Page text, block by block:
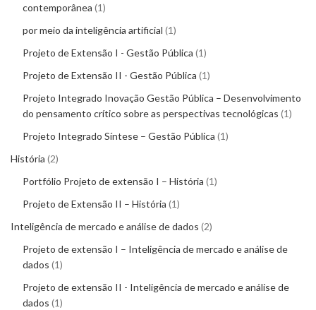
contemporânea 1
por meio da inteligência artificial 1
Projeto de Extensão I - Gestão Pública 1
Projeto de Extensão II - Gestão Pública 1
Projeto Integrado Inovação Gestão Pública – Desenvolvimento
do pensamento crítico sobre as perspectivas tecnológicas 1
Projeto Integrado Síntese – Gestão Pública 1
História 2
Portfólio Projeto de extensão I – História 1
Projeto de Extensão II – História 1
Inteligência de mercado e análise de dados 2
Projeto de extensão I – Inteligência de mercado e análise de
dados 1
Projeto de extensão II - Inteligência de mercado e análise de
dados 1